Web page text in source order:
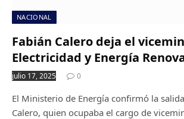
NACIONAL
Fabián Calero deja el
Electricidad y Energía
julio 17, 2025 0
El Ministerio de Energía confirmó la
Calero, quien ocupaba el cargo de